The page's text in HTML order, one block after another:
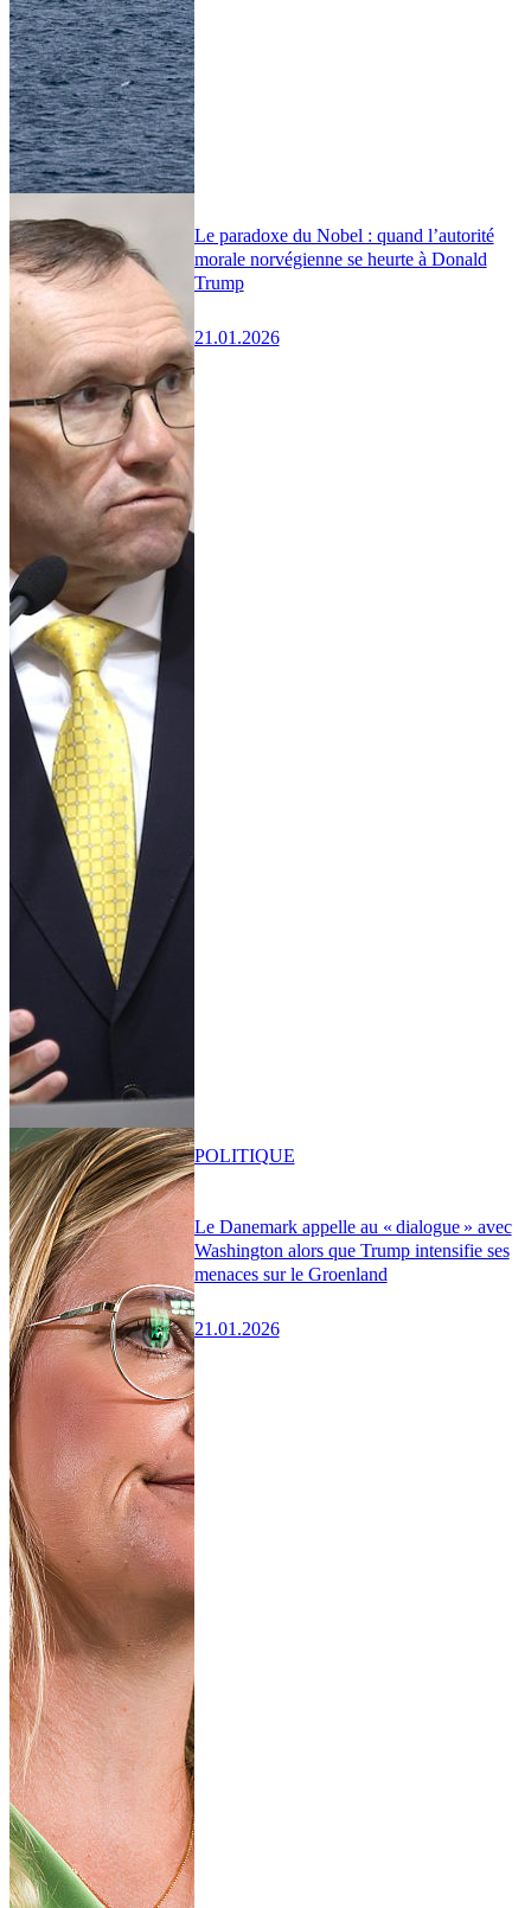
Le paradoxe du Nobel : quand l’autorité
morale norvégienne se heurte à Donald
Trump
21.01.2026
Le Danemark appelle au « dialogue » avec
Washington alors que Trump intensifie ses
menaces sur le Groenland
21.01.2026
POLITIQUE